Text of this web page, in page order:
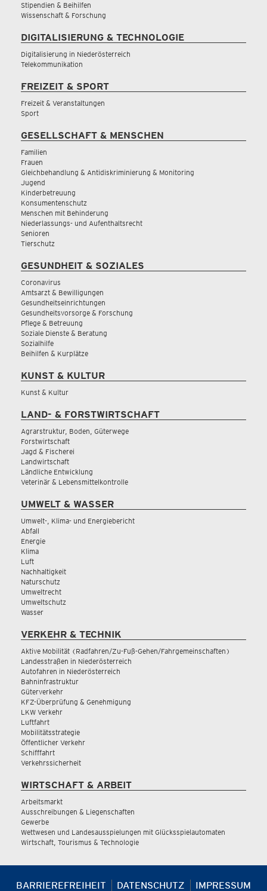
Stipendien & Beihilfen
Wissenschaft & Forschung
DIGITALISIERUNG & TECHNOLOGIE
Digitalisierung in Niederösterreich
Telekommunikation
FREIZEIT & SPORT
Freizeit & Veranstaltungen
Sport
GESELLSCHAFT & MENSCHEN
Familien
Frauen
Gleichbehandlung & Antidiskriminierung & Monitoring
Jugend
Kinderbetreuung
Konsumentenschutz
Menschen mit Behinderung
Niederlassungs- und Aufenthaltsrecht
Senioren
Tierschutz
GESUNDHEIT & SOZIALES
Coronavirus
Amtsarzt & Bewilligungen
Gesundheitseinrichtungen
Gesundheitsvorsorge & Forschung
Pflege & Betreuung
Soziale Dienste & Beratung
Sozialhilfe
Beihilfen & Kurplätze
KUNST & KULTUR
Kunst & Kultur
LAND- & FORSTWIRTSCHAFT
Agrarstruktur, Boden, Güterwege
Forstwirtschaft
Jagd & Fischerei
Landwirtschaft
Ländliche Entwicklung
Veterinär & Lebensmittelkontrolle
UMWELT & WASSER
Umwelt-, Klima- und Energiebericht
Abfall
Energie
Klima
Luft
Nachhaltigkeit
Naturschutz
Umweltrecht
Umweltschutz
Wasser
VERKEHR & TECHNIK
Aktive Mobilität (Radfahren/Zu-Fuß-Gehen/Fahrgemeinschaften)
Landesstraßen in Niederösterreich
Autofahren in Niederösterreich
Bahninfrastruktur
Güterverkehr
KFZ-Überprüfung & Genehmigung
LKW Verkehr
Luftfahrt
Mobilitätsstrategie
Öffentlicher Verkehr
Schifffahrt
Verkehrssicherheit
WIRTSCHAFT & ARBEIT
Arbeitsmarkt
Ausschreibungen & Liegenschaften
Gewerbe
Wettwesen und Landesausspielungen mit Glücksspielautomaten
Wirtschaft, Tourismus & Technologie
BARRIEREFREIHEIT DATENSCHUTZ IMPRESSUM